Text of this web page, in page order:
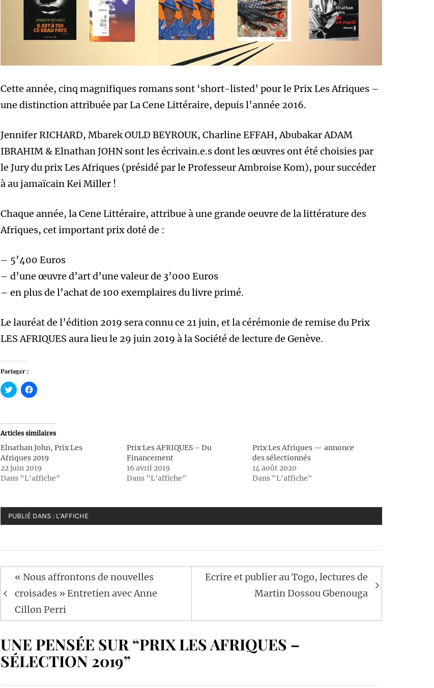
Cette année, cinq magnifiques romans sont ‘short-listed’ pour le Prix Les Afriques –
une distinction attribuée par La Cene Littéraire, depuis l’année 2016.
Jennifer RICHARD, Mbarek OULD BEYROUK, Charline EFFAH, Abubakar ADAM
IBRAHIM & Elnathan JOHN sont les écrivain.e.s dont les œuvres ont été choisies par
le Jury du prix Les Afriques (présidé par le Professeur Ambroise Kom), pour succéder
à au jamaïcain Kei Miller !
Chaque année, la Cene Littéraire, attribue à une grande oeuvre de la littérature des
Afriques, cet important prix doté de :
– 5’400 Euros
– d’une œuvre d’art d’une valeur de 3’000 Euros
– en plus de l’achat de 100 exemplaires du livre primé.
Le lauréat de l’édition 2019 sera connu ce 21 juin, et la cérémonie de remise du Prix
LES AFRIQUES aura lieu le 29 juin 2019 à la Société de lecture de Genève.
Partager :
Cliquez
pour
dans
une
nouvelle
Cliquez
pour
dans
une
nouvelle
Articles similaires
Elnathan John, Prix Les
Afriques 2019
22 juin 2019
Dans "L'affiche"
Prix Les AFRIQUES – Du
Financement
16 avril 2019
Dans "L'affiche"
Prix Les Afriques — annonce
des sélectionnés
14 août 2020
Dans "L'affiche"
PUBLIÉ DANS : L'AFFICHE
Navigation
de
l’article
« Nous affrontons de nouvelles
croisades » Entretien avec Anne
Cillon Perri
Ecrire et publier au Togo, lectures de
Martin Dossou Gbenouga
UNE PENSÉE SUR “PRIX LES AFRIQUES –
SÉLECTION 2019”